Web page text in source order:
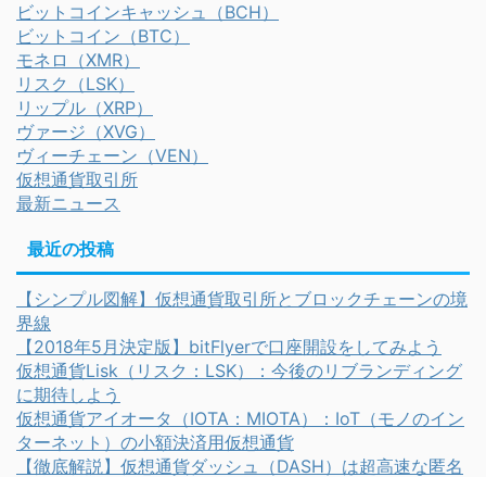
ビットコインキャッシュ（BCH）
ビットコイン（BTC）
モネロ（XMR）
リスク（LSK）
リップル（XRP）
ヴァージ（XVG）
ヴィーチェーン（VEN）
仮想通貨取引所
最新ニュース
最近の投稿
【シンプル図解】仮想通貨取引所とブロックチェーンの境
界線
【2018年5月決定版】bitFlyerで口座開設をしてみよう
仮想通貨Lisk（リスク：LSK）：今後のリブランディング
に期待しよう
仮想通貨アイオータ（IOTA：MIOTA）：IoT（モノのイン
ターネット）の小額決済用仮想通貨
【徹底解説】仮想通貨ダッシュ（DASH）は超高速な匿名